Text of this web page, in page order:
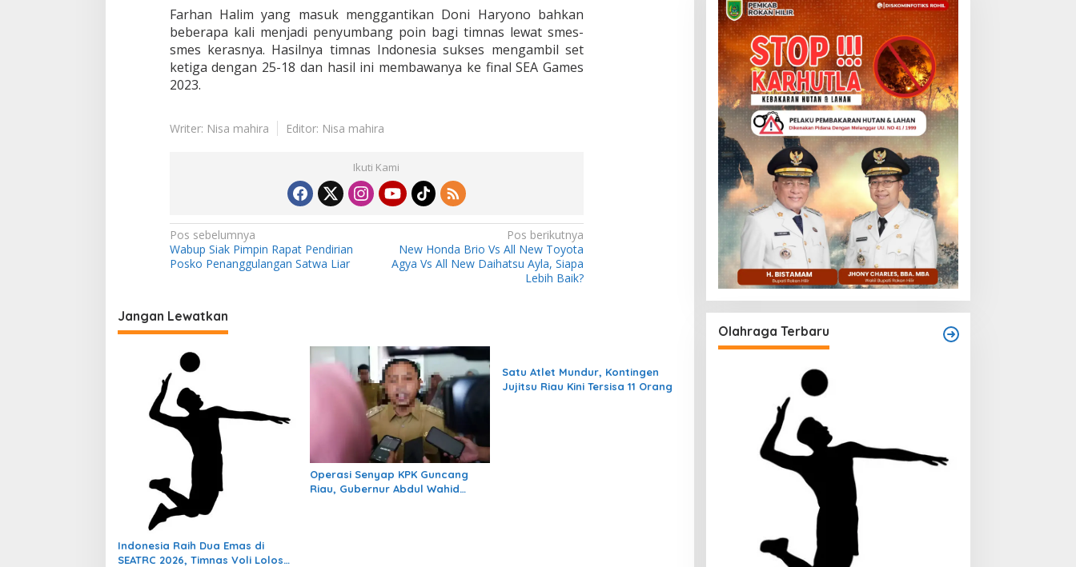
Farhan Halim yang masuk menggantikan Doni Haryono bahkan
beberapa kali menjadi penyumbang poin bagi timnas lewat smes-
smes kerasnya. Hasilnya timnas Indonesia sukses mengambil set
ketiga dengan 25-18 dan hasil ini membawanya ke final SEA Games
2023.
Writer: Nisa mahira Editor: Nisa mahira
Ikuti Kami
N
a
i
g
a
s
p
o
Pos sebelumnya
Wabup Siak Pimpin Rapat Pendirian
Posko Penanggulangan Satwa Liar
Pos berikutnya
New Honda Brio Vs All New Toyota
Agya Vs All New Daihatsu Ayla, Siapa
Lebih Baik?
Jangan Lewatkan
Indonesia Raih Dua Emas di
SEATRC 2026, Timnas Voli Lolos
Operasi Senyap KPK Guncang
Riau, Gubernur Abdul Wahid
Satu Atlet Mundur, Kontingen
Jujitsu Riau Kini Tersisa 11 Orang
Olahraga Terbaru